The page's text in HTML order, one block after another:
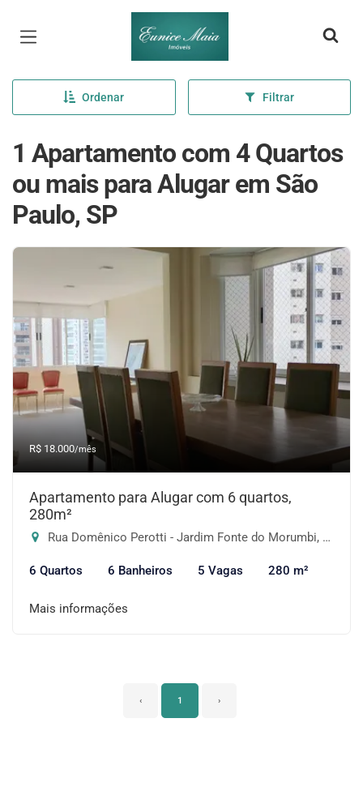
Página inicial
Ordenar Filtrar
1 Apartamento com 4 Quartos
ou mais para Alugar em São
Paulo, SP
R$ 18.000/mês
Apartamento para Alugar com 6 quartos,
280m²
Rua Domênico Perotti - Jardim Fonte do Morumbi, São Paulo-SP
6 Quartos 6 Banheiros 5 Vagas 280 m²
Mais informações
‹ 1 ›